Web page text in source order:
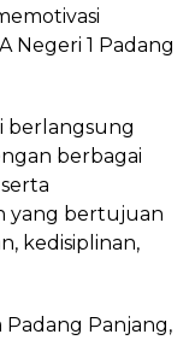
Negeri 1 Padang
berlangsung
berbagai
yang bertujuan
kedisiplinan,
Padang Panjang,